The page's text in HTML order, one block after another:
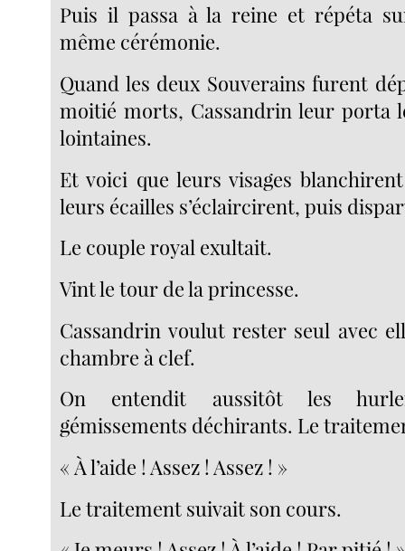
Puis il passa à la reine et répéta
même cérémonie.
Quand les deux Souverains furent
moitié morts, Cassandrin leur porta
lointaines.
Et voici que leurs visages
leurs écailles s’éclaircirent, puis
Le couple royal exultait.
Vint le tour de la princesse.
Cassandrin voulut rester seul avec
chambre à clef.
On entendit aussitôt les
gémissements déchirants. Le
« À l’aide ! Assez ! Assez ! »
Le traitement suivait son cours.